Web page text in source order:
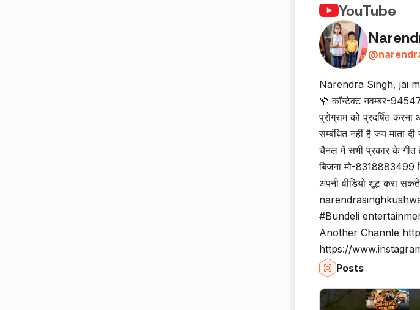
YouTube
@
Narendra Singh, jai
🌹 कॉन्टेक्ट नवम्बर-
प्रोग्राम को प्रदर्षित
सम्बंधित नहीं है जय माता
चैनल में सभी प्रकार के गीत
बिजना मो-8318883499
अपनी वीडियो शूट करा
#Bundeli
Another Channle
https://
Posts